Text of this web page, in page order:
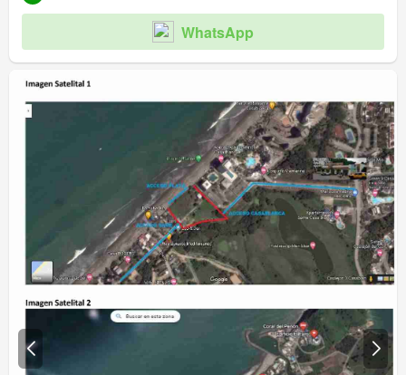
WhatsApp